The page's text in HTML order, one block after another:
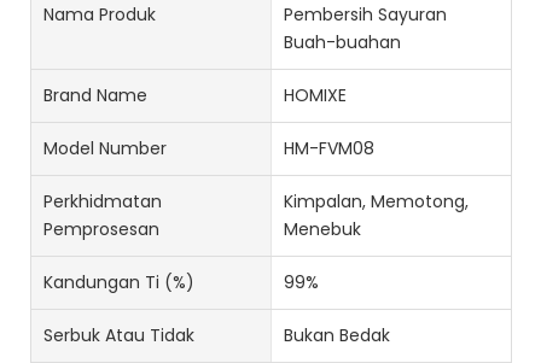
Nama Produk
Pembersih Sayuran
Buah-buahan
Brand Name HOMIXE
Model Number HM-FVM08
Perkhidmatan
Pemprosesan
Kimpalan, Memotong,
Menebuk
Kandungan Ti (%) 99%
Serbuk Atau Tidak Bukan Bedak